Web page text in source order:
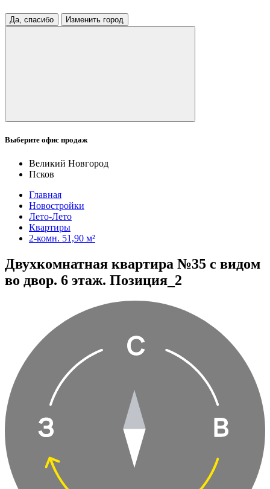
Да, спасибо Изменить город
Выберите офис продаж
Великий Новгород
Псков
Главная
Новостройки
Лето-Лето
Квартиры
2-комн. 51,90 м²
Двухкомнатная квартира №35 с видом
во двор. 6 этаж. Позиция_2